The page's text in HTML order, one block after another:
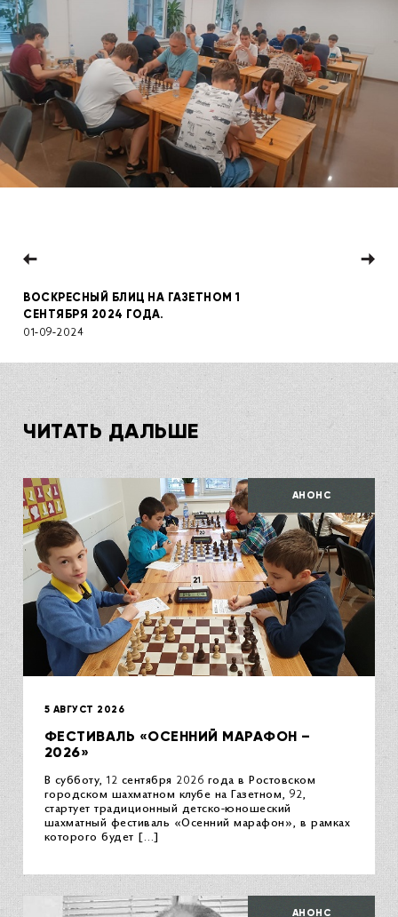
ВОСКРЕСНЫЙ БЛИЦ НА ГАЗЕТНОМ 1
СЕНТЯБРЯ 2024 ГОДА.
01-09-2024
ЧИТАТЬ ДАЛЬШЕ
АНОНС
5 АВГУСТ 2026
ФЕСТИВАЛЬ «ОСЕННИЙ МАРАФОН –
2026»
В субботу, 12 сентября 2026 года в Ростовском
городском шахматном клубе на Газетном, 92,
стартует традиционный детско-юношеский
шахматный фестиваль «Осенний марафон», в рамках
которого будет […]
АНОНС